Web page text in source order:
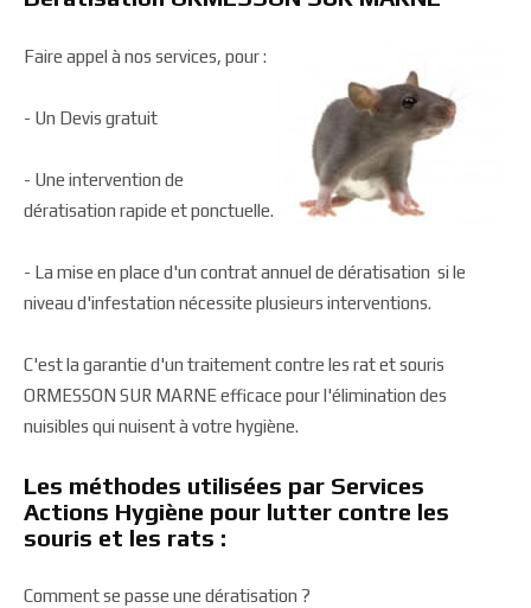
Faire appel à nos services, pour :
- Un Devis gratuit
- Une intervention de
dératisation rapide et ponctuelle.
- La mise en place d'un contrat annuel de dératisation si le
niveau d'infestation nécessite plusieurs interventions.
C'est la garantie d'un traitement contre les rat et souris
ORMESSON SUR MARNE efficace pour l'élimination des
nuisibles qui nuisent à votre hygiène.
Les méthodes utilisées par Services
Actions Hygiène pour lutter contre les
souris et les rats :
Comment se passe une dératisation ?